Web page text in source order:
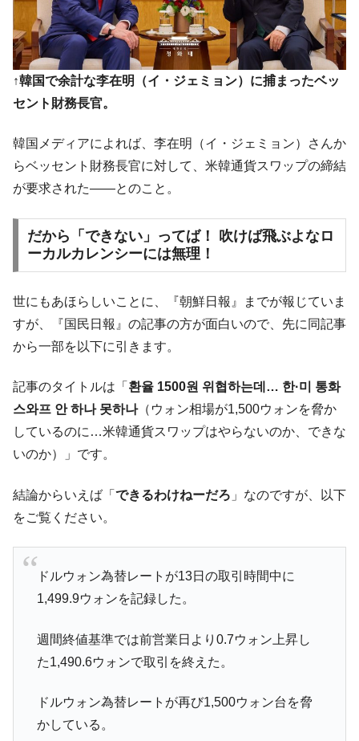
『Money1』
韓国「橋が落ちました」⇒ 耐久性「なさす
ぎ」では。
『Money1』
韓国鉄鋼最大手『POSCO』ズブズブ沈む。
営業利益80.2％も減少
『Money1』
米国下院「韓国の公務員個人をターゲット
する差別。許してはおかぬ
『Money1』
韓国ボンクラ政策室長･金容範、株価暴落に
他人事のような発言。
業績「史上最高益」当期純利益は前年同期比13.4倍に。
『Money1』
韓国･加徳島新国際空港「またも暗礁」の危
機 ⇒ 10.7兆では損が出るからできない。
『Money1』
【速報】韓国株式市場の暴落・本日07月29
日(水)もサイドカー・サーキットブレイカーの二段コンボ
発動！
半分未満しか雇用を生まない
『Money1』
韓国「株式市場が賭博場のように変質した
のは政界の責任だ」
『Money1』
韓国「2026年1Q 資金循環統計」面白い結果
『Money1』
韓国化学企業最大手『ロッテケミカル』純
借入金が約8兆。信用格付け「ネガティブ」にダウン
レイカーも発動！ 半導体2銘柄の暴落
Fact1
日本の誇る海洋資源調査船『白嶺』は先進技術の
塊！
府県とは？
Fact1 今話題の「楽天ライオンズ」とは？
Fact1 奇跡の毛色「白毛馬」とは？
Fact1
全て勝つといくら？ 競馬GI競走で勝利騎手がもら
↑韓国で余計な李在明（イ・ジェミョン）に捕まったベッ
セント財務長官。
韓国メディアによれば、李在明（イ・ジェミョン）さんか
らベッセント財務長官に対して、米韓通貨スワップの締結
が要求された――とのこと。
だから「できない」ってば！ 吹けば飛ぶよなロ
ーカルカレンシーには無理！
世にもあほらしいことに、『朝鮮日報』までが報じていま
すが、『国民日報』の記事の方が面白いので、先に同記事
から一部を以下に引きます。
記事のタイトルは「 환율 1500원 위협하는데… 한·미 통화
스와프 안 하나 못하나（ウォン相場が1,500ウォンを脅か
しているのに…米韓通貨スワップはやらないのか、できな
いのか）」です。
結論からいえば「 できるわけねーだろ 」なのですが、以下
をご覧ください。
ドルウォン為替レートが13日の取引時間中に
1,499.9ウォンを記録した。
週間終値基準では前営業日より0.7ウォン上昇し
た1,490.6ウォンで取引を終えた。
ドルウォン為替レートが再び1,500ウォン台を脅
かしている。